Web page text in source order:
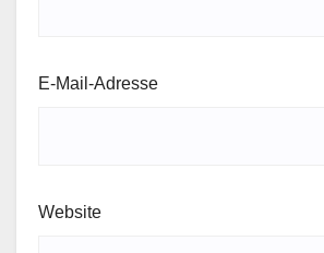
E-Mail-Adresse
Website